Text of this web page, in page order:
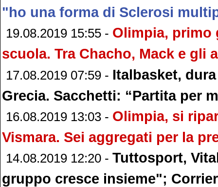
"ho una forma di Sclerosi
19.08.2019 15:55 - Olimpia, primo
scuola. Tra Chacho, Mack e gli
17.08.2019 07:59 - Italbasket,
Grecia. Sacchetti: “Partita per
16.08.2019 13:03 - Olimpia, si
Vismara. Sei aggregati per la
14.08.2019 12:20 - Tuttosport,
gruppo cresce insieme";